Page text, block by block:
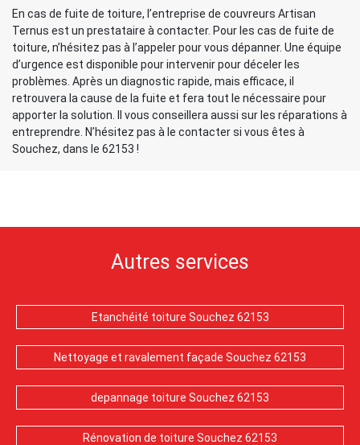
En cas de fuite de toiture, l’entreprise de couvreurs Artisan
Ternus est un prestataire à contacter. Pour les cas de fuite de
toiture, n’hésitez pas à l’appeler pour vous dépanner. Une équipe
d’urgence est disponible pour intervenir pour déceler les
problèmes. Après un diagnostic rapide, mais efficace, il
retrouvera la cause de la fuite et fera tout le nécessaire pour
apporter la solution. Il vous conseillera aussi sur les réparations à
entreprendre. N’hésitez pas à le contacter si vous êtes à
Souchez, dans le 62153 !
Autres services
Etanchéité toiture Souchez 62153
Nettoyage et ravalement façade Souchez 62153
depannage toiture Souchez 62153
Rénovation de toiture Souchez 62153